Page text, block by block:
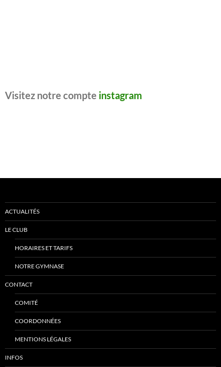
Visitez notre compte instagram
ACTUALITÉS
LE CLUB
HORAIRES ET TARIFS
NOTRE GYMNASE
CONTACT
COMITÉ
COORDONNÉES
MENTIONS LÉGALES
INFOS